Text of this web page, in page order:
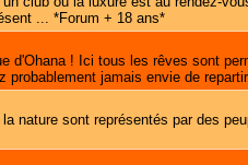
... *Forum + 18 ans*
d'Ohana ! Ici tous les rêves sont
probablement jamais envie de
nature sont représentés par des